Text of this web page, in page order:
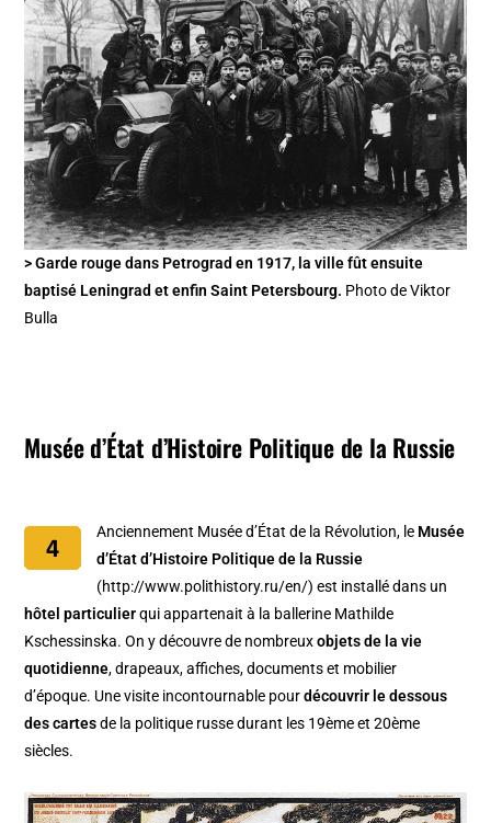
> Garde rouge dans Petrograd en 1917, la ville fût ensuite
baptisé Leningrad et enfin Saint Petersbourg. Photo de Viktor
Bulla
Musée d’État d’Histoire Politique de la Russie
Anciennement Musée d’État de la Révolution, le Musée
d’État d’Histoire Politique de la Russie
(http://www.polithistory.ru/en/) est installé dans un
hôtel particulierqui appartenait à la ballerine Mathilde
Kschessinska. On y découvre de nombreuxobjets de la vie
quotidienne, drapeaux, affiches, documents et mobilier
d’époque. Une visite incontournable pourdécouvrir le dessous
des cartesde la politique russe durant les 19ème et 20ème
siècles.